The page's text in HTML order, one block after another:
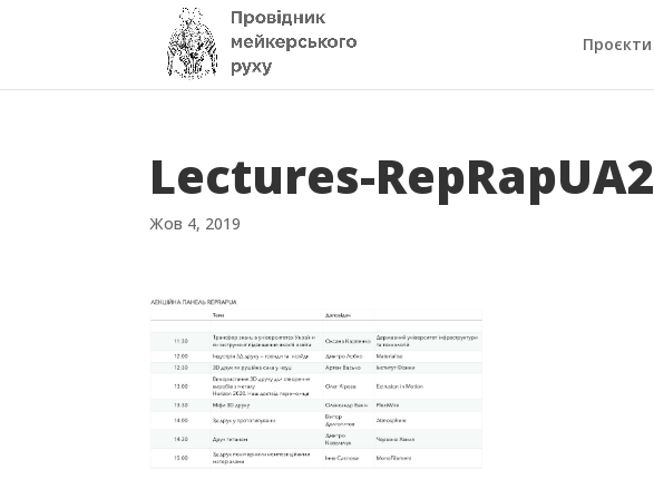
Проєкти
Lectures-
Жов 4, 2019